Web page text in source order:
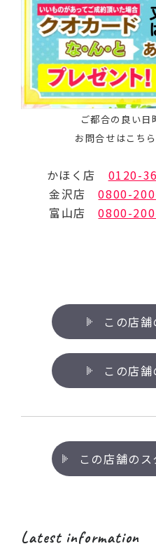
ご都合の良い日
お問合せはこち
かほく店 0120-
金沢店0800-
富山店0800-
この店
この店
この店舗の
Latest information